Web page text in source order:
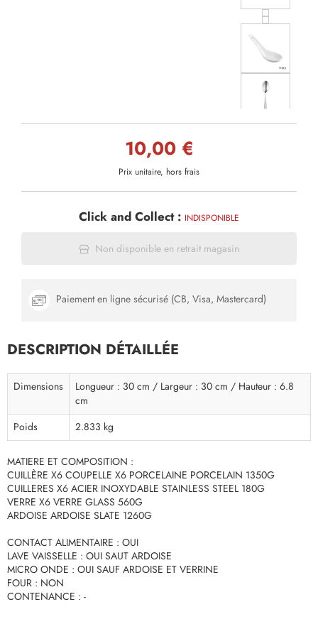
10,00 €
Prix unitaire, hors frais
Click and Collect : INDISPONIBLE
Non disponible en retrait magasin
Paiement en ligne sécurisé (CB, Visa, Mastercard)
DESCRIPTION DÉTAILLÉE
Dimensions
Longueur : 30 cm / Largeur : 30 cm / Hauteur : 6.8
cm
Poids
2.833 kg
MATIERE ET COMPOSITION :
CUILLÈRE X6 COUPELLE X6 PORCELAINE PORCELAIN 1350G
CUILLERES X6 ACIER INOXYDABLE STAINLESS STEEL 180G
VERRE X6 VERRE GLASS 560G
ARDOISE ARDOISE SLATE 1260G
CONTACT ALIMENTAIRE : OUI
LAVE VAISSELLE : OUI SAUT ARDOISE
MICRO ONDE : OUI SAUF ARDOISE ET VERRINE
FOUR : NON
CONTENANCE : -